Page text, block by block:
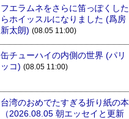
フエラムネをさらに笛っぽくした
らホイッスルになりました (爲房
新太朗) (08.05 11:00)
缶チューハイの内側の世界 (パリ
ッコ) (08.05 11:00)
台湾のおめでたすぎる折り紙の本
（2026.08.05 朝エッセイと更新